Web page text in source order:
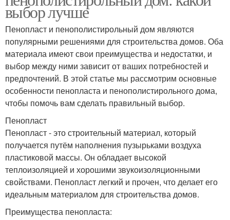
выбор лучше
Пенопласт и пенополистирольный дом являются
популярными решениями для строительства домов. Оба
материала имеют свои преимущества и недостатки, и
выбор между ними зависит от ваших потребностей и
предпочтений. В этой статье мы рассмотрим основные
особенности пенопласта и пенополистирольного дома,
чтобы помочь вам сделать правильный выбор.
Пенопласт
Пенопласт - это строительный материал, который
получается путём наполнения пузырьками воздуха
пластиковой массы. Он обладает высокой
теплоизоляцией и хорошими звукоизоляционными
свойствами. Пенопласт легкий и прочен, что делает его
идеальным материалом для строительства домов.
Преимущества пенопласта: